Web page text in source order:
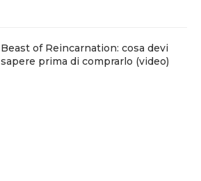
Beast of Reincarnation: cosa devi
sapere prima di comprarlo (video)